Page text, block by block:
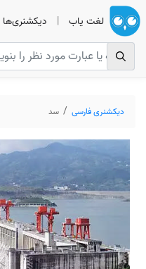
لغت یاب | دیکشنری‌ها
دیکشنری فارسی سد